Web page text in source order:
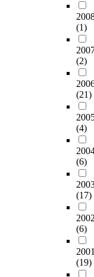
(1)
(2)
(21)
(4)
(6)
(17)
(6)
2001
(19)